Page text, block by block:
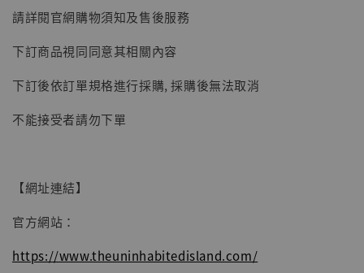
子彈飛 鵝城縣長 張麻子 [BK01]
NT$ 4,980
請詳閱官網購物須知及售後服務
下訂商品視同同意其相關內容
下訂後依訂單規格進行採購, 採購後無法取消
不能接受者請勿下單
【網址連結】
官方網站：
https://www.theuninhabitedisland.com/